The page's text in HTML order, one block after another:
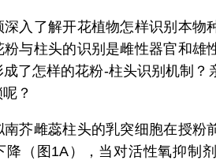
深入了解开花植物怎样识别本物
粉与柱头的识别是雌性器官和雄
了怎样的花粉-柱头识别机制？
？
芥雌蕊柱头的乳突细胞在授粉
降（图1A），当对活性氧抑制